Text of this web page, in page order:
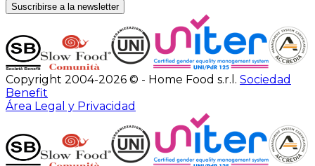
Suscribirse a la newsletter
Copyright 2004-2026 © - Home Food s.r.l. Sociedad
Benefit
Área Legal y Privacidad